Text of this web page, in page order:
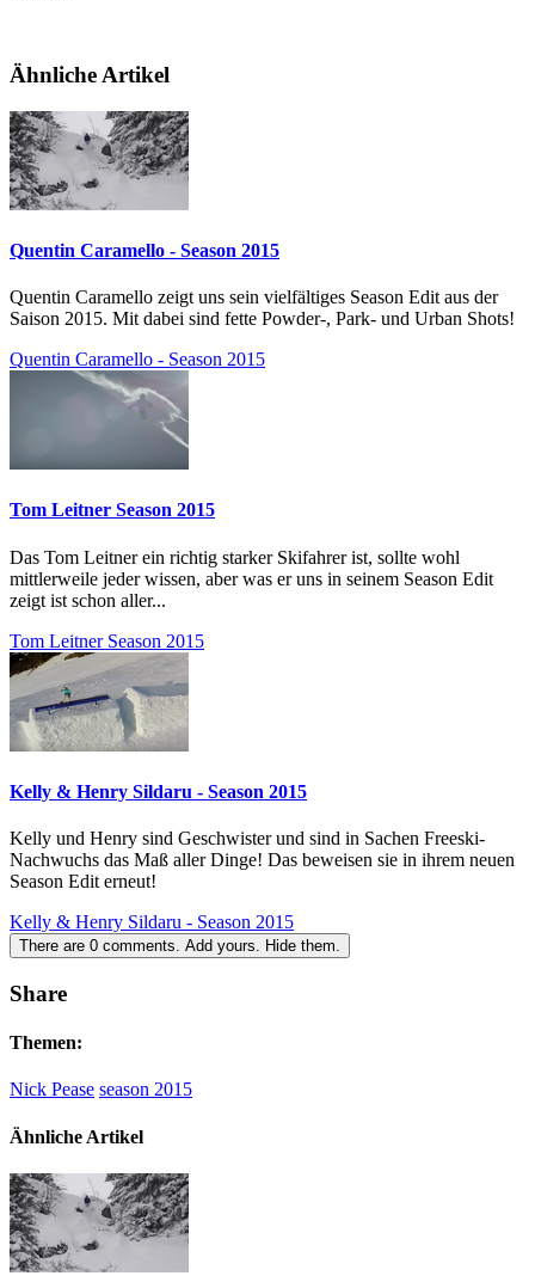
Ähnliche Artikel
Quentin Caramello - Season 2015
Quentin Caramello zeigt uns sein vielfältiges Season Edit aus der
Saison 2015. Mit dabei sind fette Powder-, Park- und Urban Shots!
Quentin Caramello - Season 2015
Tom Leitner Season 2015
Das Tom Leitner ein richtig starker Skifahrer ist, sollte wohl
mittlerweile jeder wissen, aber was er uns in seinem Season Edit
zeigt ist schon aller...
Tom Leitner Season 2015
Kelly & Henry Sildaru - Season 2015
Kelly und Henry sind Geschwister und sind in Sachen Freeski-
Nachwuchs das Maß aller Dinge! Das beweisen sie in ihrem neuen
Season Edit erneut!
Kelly & Henry Sildaru - Season 2015
There are 0 comments. Add yours. Hide them.
Share
Themen:
Nick Pease season 2015
Ähnliche Artikel